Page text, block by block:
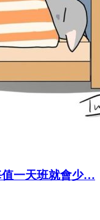
值一天班就會少…